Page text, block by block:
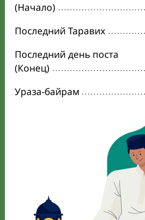
(Начало)
Последний Таравих
Последний день поста
(Конец)
Ураза-байрам